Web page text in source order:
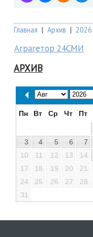
Главная | Архив | 2026
Аграгетор 24СМИ
АРХИВ
Пн Вт Ср Чт Пт
3
4 5 6 7
10
11 12 13 14
17
18 19 20 21
24
25 26 27 28
31